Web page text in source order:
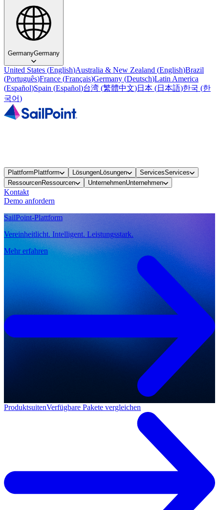
GermanyGermany
United States (English)Australia & New Zealand (English)Brazil
(Português)France (Français)Germany (Deutsch)Latin America
(Español)Spain (Español)台湾 (繁體中文)日本 (日本語)한국 (한
국어)
Plattform Plattform LösungenLösungen ServicesServices
RessourcenRessourcen UnternehmenUnternehmen
Kontakt
Demo anfordern
SailPoint-Plattform
Vereinheitlicht. Intelligent. Leistungsstark.
Mehr erfahren
ProduktsuitenVerfügbare Pakete vergleichen